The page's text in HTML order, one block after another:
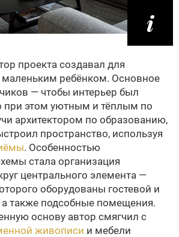
проекта создавал для
ребёнком. Основное
— чтобы интерьер был
этом уютным и тёплым по
архитектором по образованию,
пространство, используя
. Особенностью
стала организация
центрального элемента —
оборудованы гостевой и
а также подсобные помещения.
основу автор смягчил с
живописи и мебели